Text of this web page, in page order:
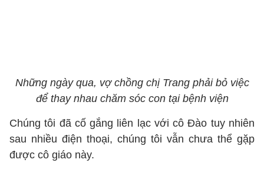
Những ngày qua, vợ chồng chị Trang phải bỏ việc
để thay nhau chăm sóc con tại bệnh viện
Chúng tôi đã cố gắng liên lạc với cô Đào tuy nhiên
sau nhiều điện thoại, chúng tôi vẫn chưa thể gặp
được cô giáo này.